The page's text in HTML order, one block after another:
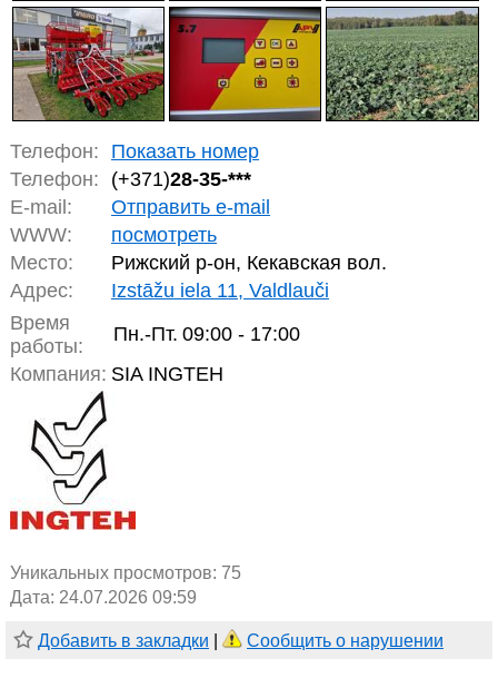
Телефон:
Показать номер
Телефон:
(+371)28-35-***
E-mail:
Отправить e-mail
WWW:
посмотреть
Место:
Рижский р-он, Кекавская вол.
Адрес:
Izstāžu iela 11, Valdlauči
Время
работы:
Пн.-Пт. 09:00 - 17:00
Компания: SIA INGTEH
Уникальных просмотров: 75
Дата: 24.07.2026 09:59
Добавить в закладки Сообщить о нарушении